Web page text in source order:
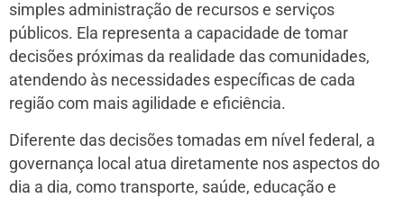
simples administração de recursos e serviços
públicos. Ela representa a capacidade de tomar
decisões próximas da realidade das comunidades,
atendendo às necessidades específicas de cada
região com mais agilidade e eficiência.
Diferente das decisões tomadas em nível federal, a
governança local atua diretamente nos aspectos do
dia a dia, como transporte, saúde, educação e